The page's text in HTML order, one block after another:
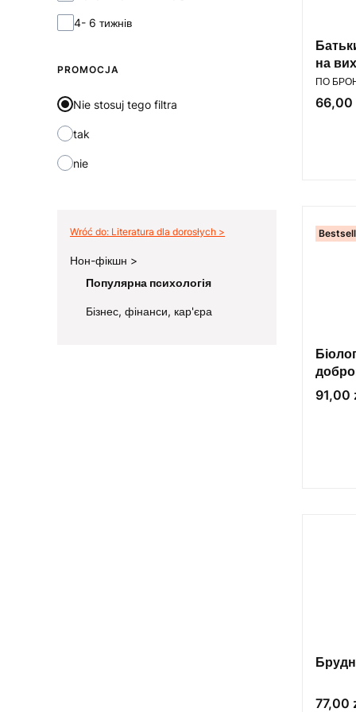
4- 6 тижнів
PROMOCJA
Nie stosuj tego filtra
tak
nie
Wróć do: Literatura dla dorosłych
Нон-фікшн
Популярна психологія
Бізнес, фінанси, кар'єра
на
ПО
Cena
66,00
Cena
91,00
Cena
77,00